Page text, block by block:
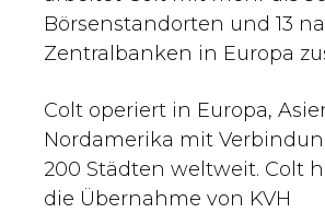
Börsenstandorten und 13
Zentralbanken in Europa
Colt operiert in Europa,
Nordamerika mit
200 Städten weltweit. Colt
die Übernahme von KVH